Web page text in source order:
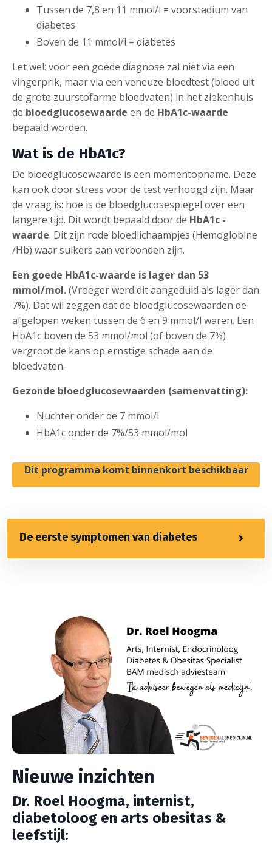
Tussen de 7,8 en 11 mmol/l = voorstadium van
diabetes
Boven de 11 mmol/l = diabetes
Let wel: voor een goede diagnose zal niet via een
vingerprik, maar via een veneuze bloedtest (bloed uit
de grote zuurstofarme bloedvaten) in het ziekenhuis
de bloedglucosewaarde en de HbA1c-waarde
bepaald worden.
Wat is de HbA1c?
De bloedglucosewaarde is een momentopname. Deze
kan ook door stress voor de test verhoogd zijn. Maar
de vraag is: hoe is de bloedglucosespiegel over een
langere tijd. Dit wordt bepaald door de HbA1c -
waarde. Dit zijn rode bloedlichaampjes (Hemoglobine
/Hb) waar suikers aan verbonden zijn.
Een goede HbA1c-waarde is lager dan 53
mmol/mol.(Vroeger werd dit aangeduid als lager dan
7%). Dat wil zeggen dat de bloedglucosewaarden de
afgelopen weken tussen de 6 en 9 mmol/l waren. Een
HbA1c boven de 53 mmol/mol (of boven de 7%)
vergroot de kans op ernstige schade aan de
bloedvaten.
Gezonde bloedglucosewaarden (samenvatting):
Nuchter onder de 7 mmol/l
HbA1c onder de 7%/53 mmol/mol
Dit programma komt binnenkort beschikbaar
De eerste symptomen van diabetes
Nieuwe inzichten
Dr. Roel Hoogma, internist,
diabetoloog en arts obesitas &
leefstijl: